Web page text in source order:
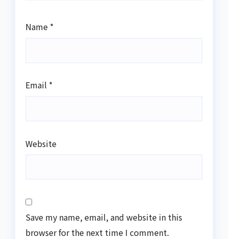
Name *
Email *
Website
Save my name, email, and website in this
browser for the next time I comment.